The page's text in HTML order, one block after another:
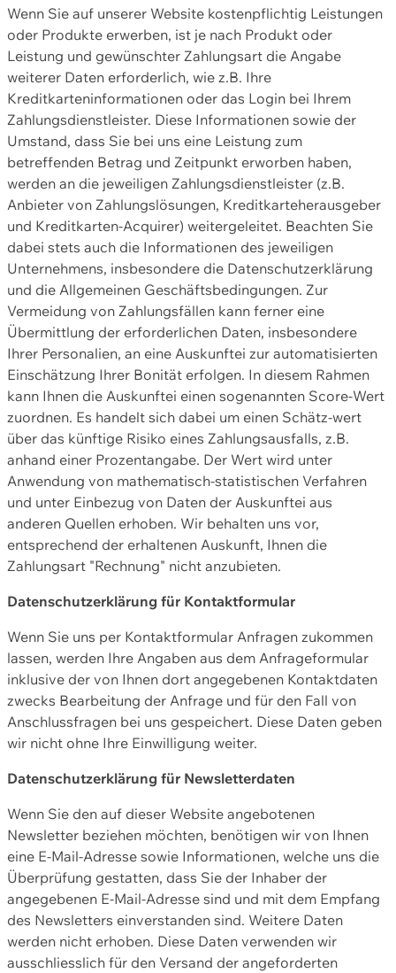
Wenn Sie auf unserer Website kostenpflichtig Leistungen
oder Produkte erwerben, ist je nach Produkt oder
Leistung und gewünschter Zahlungsart die Angabe
weiterer Daten erforderlich, wie z.B. Ihre
Kreditkarteninformationen oder das Login bei Ihrem
Zahlungsdienstleister. Diese Informationen sowie der
Umstand, dass Sie bei uns eine Leistung zum
betreffenden Betrag und Zeitpunkt erworben haben,
werden an die jeweiligen Zahlungsdienstleister (z.B.
Anbieter von Zahlungslösungen, Kreditkarteherausgeber
und Kreditkarten-Acquirer) weitergeleitet. Beachten Sie
dabei stets auch die Informationen des jeweiligen
Unternehmens, insbesondere die Datenschutzerklärung
und die Allgemeinen Geschäftsbedingungen. Zur
Vermeidung von Zahlungsfällen kann ferner eine
Übermittlung der erforderlichen Daten, insbesondere
Ihrer Personalien, an eine Auskunftei zur automatisierten
Einschätzung Ihrer Bonität erfolgen. In diesem Rahmen
kann Ihnen die Auskunftei einen sogenannten Score-Wert
zuordnen. Es handelt sich dabei um einen Schätz-wert
über das künftige Risiko eines Zahlungsausfalls, z.B.
anhand einer Prozentangabe. Der Wert wird unter
Anwendung von mathematisch-statistischen Verfahren
und unter Einbezug von Daten der Auskunftei aus
anderen Quellen erhoben. Wir behalten uns vor,
entsprechend der erhaltenen Auskunft, Ihnen die
Zahlungsart "Rechnung" nicht anzubieten.
Datenschutzerklärung für Kontaktformular
Wenn Sie uns per Kontaktformular Anfragen zukommen
lassen, werden Ihre Angaben aus dem Anfrageformular
inklusive der von Ihnen dort angegebenen Kontaktdaten
zwecks Bearbeitung der Anfrage und für den Fall von
Anschlussfragen bei uns gespeichert. Diese Daten geben
wir nicht ohne Ihre Einwilligung weiter.
Datenschutzerklärung für Newsletterdaten
Wenn Sie den auf dieser Website angebotenen
Newsletter beziehen möchten, benötigen wir von Ihnen
eine E-Mail-Adresse sowie Informationen, welche uns die
Überprüfung gestatten, dass Sie der Inhaber der
angegebenen E-Mail-Adresse sind und mit dem Empfang
des Newsletters einverstanden sind. Weitere Daten
werden nicht erhoben. Diese Daten verwenden wir
ausschliesslich für den Versand der angeforderten